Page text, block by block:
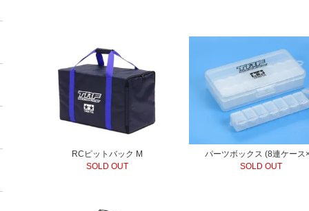
RCピットバック M
SOLD OUT
パーツボックス (8連ケース
SOLD OUT